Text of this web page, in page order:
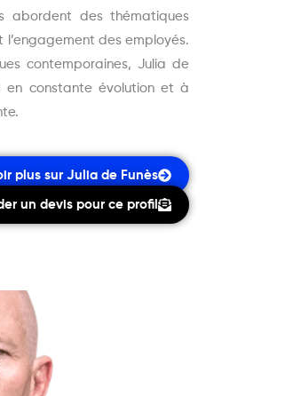
abordent des thématiques
des employés.
contemporaines, Julia de
en constante évolution et à
plus sur Julia de Funès
un devis pour ce profil